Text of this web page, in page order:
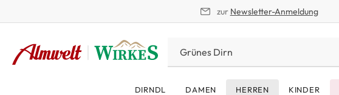
zur Newsletter-Anmeldung
DIRNDL DAMEN HERREN KINDER